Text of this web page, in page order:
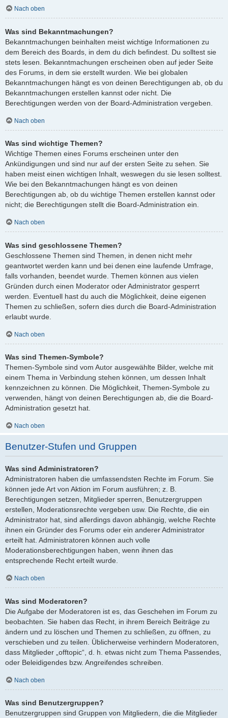
Nach oben
Was sind Bekanntmachungen?
Bekanntmachungen beinhalten meist wichtige Informationen zu
dem Bereich des Boards, in dem du dich befindest. Du solltest sie
stets lesen. Bekanntmachungen erscheinen oben auf jeder Seite
des Forums, in dem sie erstellt wurden. Wie bei globalen
Bekanntmachungen hängt es von deinen Berechtigungen ab, ob du
Bekanntmachungen erstellen kannst oder nicht. Die
Berechtigungen werden von der Board-Administration vergeben.
Nach oben
Was sind wichtige Themen?
Wichtige Themen eines Forums erscheinen unter den
Ankündigungen und sind nur auf der ersten Seite zu sehen. Sie
haben meist einen wichtigen Inhalt, weswegen du sie lesen solltest.
Wie bei den Bekanntmachungen hängt es von deinen
Berechtigungen ab, ob du wichtige Themen erstellen kannst oder
nicht; die Berechtigungen stellt die Board-Administration ein.
Nach oben
Was sind geschlossene Themen?
Geschlossene Themen sind Themen, in denen nicht mehr
geantwortet werden kann und bei denen eine laufende Umfrage,
falls vorhanden, beendet wurde. Themen können aus vielen
Gründen durch einen Moderator oder Administrator gesperrt
werden. Eventuell hast du auch die Möglichkeit, deine eigenen
Themen zu schließen, sofern dies durch die Board-Administration
erlaubt wurde.
Nach oben
Was sind Themen-Symbole?
Themen-Symbole sind vom Autor ausgewählte Bilder, welche mit
einem Thema in Verbindung stehen können, um dessen Inhalt
kennzeichnen zu können. Die Möglichkeit, Themen-Symbole zu
verwenden, hängt von deinen Berechtigungen ab, die die Board-
Administration gesetzt hat.
Nach oben
Benutzer-Stufen und Gruppen
Was sind Administratoren?
Administratoren haben die umfassendsten Rechte im Forum. Sie
können jede Art von Aktion im Forum ausführen; z. B.
Berechtigungen setzen, Mitglieder sperren, Benutzergruppen
erstellen, Moderationsrechte vergeben usw. Die Rechte, die ein
Administrator hat, sind allerdings davon abhängig, welche Rechte
ihnen ein Gründer des Forums oder ein anderer Administrator
erteilt hat. Administratoren können auch volle
Moderationsberechtigungen haben, wenn ihnen das
entsprechende Recht erteilt wurde.
Nach oben
Was sind Moderatoren?
Die Aufgabe der Moderatoren ist es, das Geschehen im Forum zu
beobachten. Sie haben das Recht, in ihrem Bereich Beiträge zu
ändern und zu löschen und Themen zu schließen, zu öffnen, zu
verschieben und zu teilen. Üblicherweise verhindern Moderatoren,
dass Mitglieder „offtopic“, d. h. etwas nicht zum Thema Passendes,
oder Beleidigendes bzw. Angreifendes schreiben.
Nach oben
Was sind Benutzergruppen?
Benutzergruppen sind Gruppen von Mitgliedern, die die Mitglieder